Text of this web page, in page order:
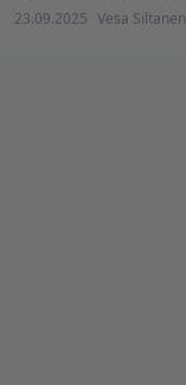
23.09.2025 Vesa Siltanen